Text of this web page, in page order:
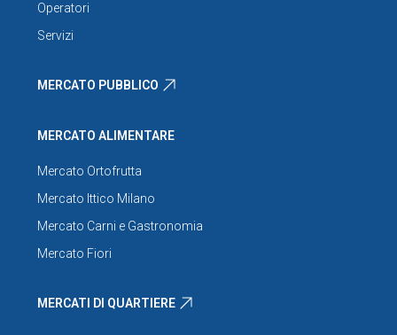
Operatori
Servizi
MERCATO PUBBLICO
MERCATO ALIMENTARE
Mercato Ortofrutta
Mercato Ittico Milano
Mercato Carni e Gastronomia
Mercato Fiori
MERCATI DI QUARTIERE